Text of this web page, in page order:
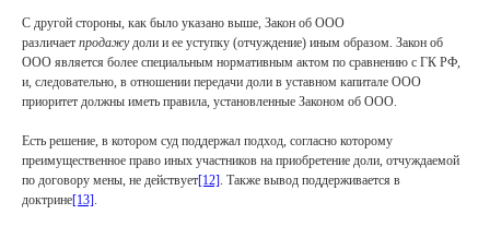
С другой стороны, как было указано выше, Закон об ООО
различает продажудоли и ее уступку (отчуждение) иным образом. Закон об
ООО является более специальным нормативным актом по сравнению с ГК РФ,
и, следовательно, в отношении передачи доли в уставном капитале ООО
приоритет должны иметь правила, установленные Законом об ООО.
Есть решение, в котором суд поддержал подход, согласно которому
преимущественное право иных участников на приобретение доли, отчуждаемой
по договору мены, не действует[12]. Также вывод поддерживается в
доктрине[13].